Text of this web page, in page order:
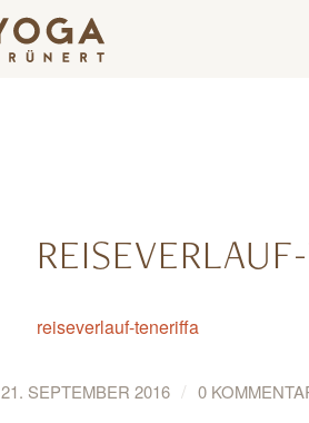
reiseverlauf-teneriffa
21. SEPTEMBER 2016 / 0